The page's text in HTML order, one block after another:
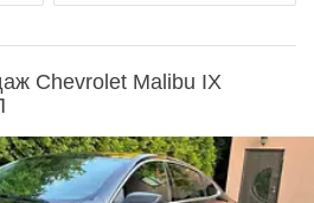
Chevrolet Malibu IX